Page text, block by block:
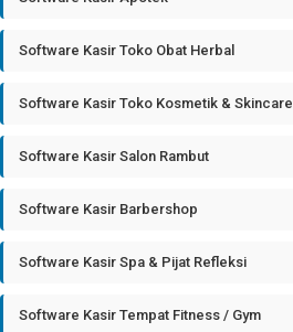
Software Kasir Toko Obat Herbal
Software Kasir Toko Kosmetik & Skincare
Software Kasir Salon Rambut
Software Kasir Barbershop
Software Kasir Spa & Pijat Refleksi
Software Kasir Tempat Fitness / Gym